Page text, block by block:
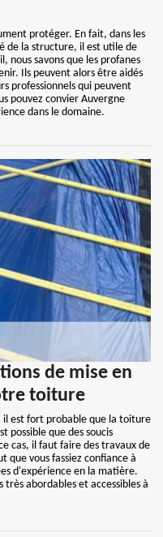
protéger. En fait, dans les
de la structure, il est utile de
nous savons que les profanes
Ils peuvent alors être aidés
professionnels qui peuvent
pouvez convier Auvergne
dans le domaine.
de mise en
toiture
il est fort probable que la toiture
possible que des soucis
cas, il faut faire des travaux de
que vous fassiez confiance à
d'expérience en la matière.
abordables et accessibles à